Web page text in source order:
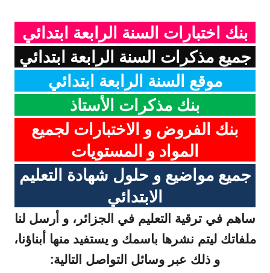
بنك اختبارات السنة الرابعة ابتدائي
جميع مذكرات السنة الرابعة ابتدائي
موقع السنة الرابعة ابتدائي
بنك مذكرات الأستاذ
بنك الفروض و الاختبارات لجميع
المواد و المستويات
جميع مواضيع و حلول شهادة التعليم
الابتدائي
ساهم في ترقية التعليم في الجزائر، و أرسل لنا
ملفاتك ليتم نشرها باسمك و يستفيد منها أبناؤنا،
و ذلك عبر وسائل التواصل التالية: